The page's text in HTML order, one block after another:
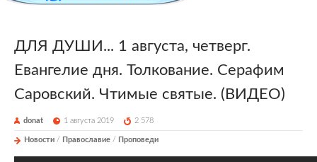
ДЛЯ ДУШИ... 1 августа, четверг.
Евангелие дня. Толкование. Серафим
Саровский. Чтимые святые. (ВИДЕО)
donat 1 августа 2019 2 578
Новости / Православие / Проповеди